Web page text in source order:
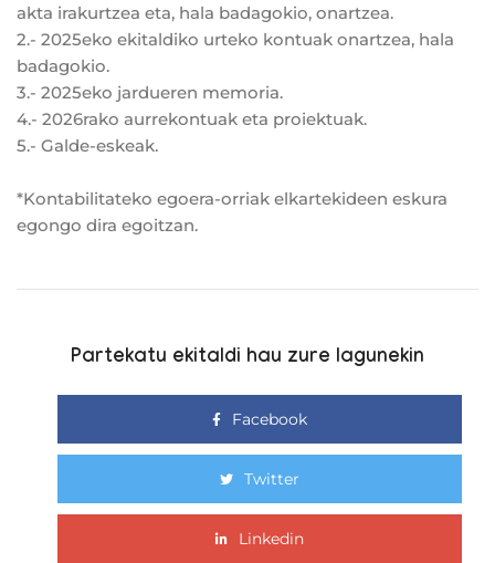
akta irakurtzea eta, hala badagokio, onartzea.
2.- 2025eko ekitaldiko urteko kontuak onartzea, hala
badagokio.
3.- 2025eko jardueren memoria.
4.- 2026rako aurrekontuak eta proiektuak.
5.- Galde-eskeak.
*Kontabilitateko egoera-orriak elkartekideen eskura
egongo dira egoitzan.
Partekatu ekitaldi hau zure lagunekin
Facebook
Twitter
Linkedin